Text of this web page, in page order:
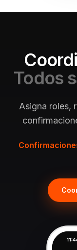
Todos
Asigna roles,